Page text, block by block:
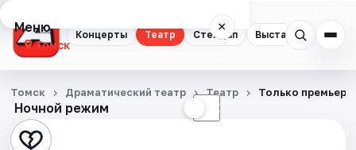
Концерты Театр Стендап Выставки
Меню ×
Томск
Концерты
Театр
Ночной режим ☾
Томск Драматический театр Театр Только